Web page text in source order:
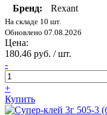
Бренд:
Rexant
На складе 10 шт.
Обновлено 07.08.2026
Цена:
180.46 руб. / шт.
-
+
Купить